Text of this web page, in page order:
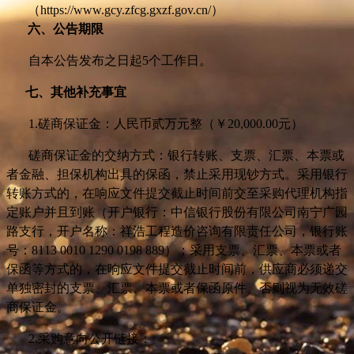
（https://www.gcy.zfcg.gxzf.gov.cn/）
六、公告期限
自本公告发布之日起5个工作日。
七、其他补充事宜
1.磋商保证金：人民币贰万元整（￥20,000.00元）
磋商保证金的交纳方式：银行转账、支票、汇票、本票或
者金融、担保机构出具的保函，禁止采用现钞方式。采用银行
转账方式的，在响应文件提交截止时间前交至采购代理机构指
定账户并且到账（开户银行：中信银行股份有限公司南宁广园
路支行，开户名称：祥浩工程造价咨询有限责任公司，银行账
号：8113 0010 1290 0198 889）；采用支票、汇票、本票或者
保函等方式的，在响应文件提交截止时间前，供应商必须递交
单独密封的支票、汇票、本票或者保函原件。否则视为无效磋
商保证金。
2.采购意向公开链接：